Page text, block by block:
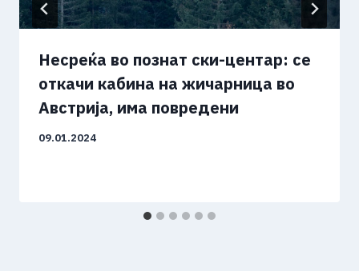
Несреќа во познат ски-центар: се
откачи кабина на жичарница во
Австрија, има повредени
09.01.2024